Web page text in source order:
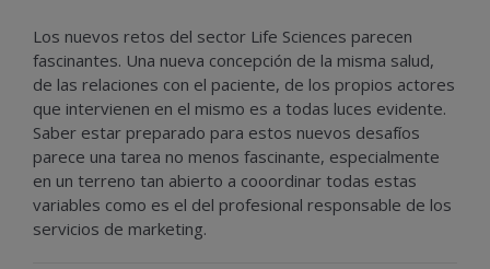
Los nuevos retos del sector Life Sciences parecen
fascinantes. Una nueva concepción de la misma salud,
de las relaciones con el paciente, de los propios actores
que intervienen en el mismo es a todas luces evidente.
Saber estar preparado para estos nuevos desafíos
parece una tarea no menos fascinante, especialmente
en un terreno tan abierto a cooordinar todas estas
variables como es el del profesional responsable de los
servicios de marketing.